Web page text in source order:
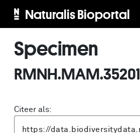
Naturalis Bioportal
Specimen
RMNH.MAM.35201
Citeer als: